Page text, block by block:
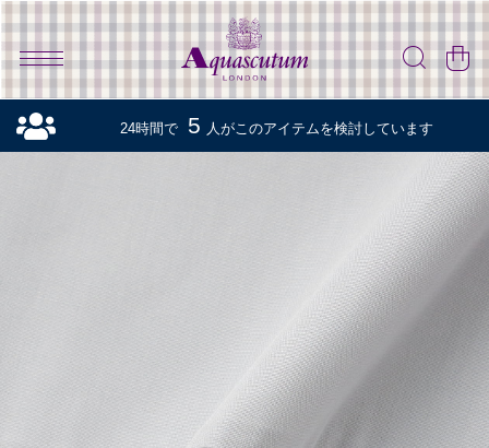
24時間で 5 人がこのアイテムを検討しています